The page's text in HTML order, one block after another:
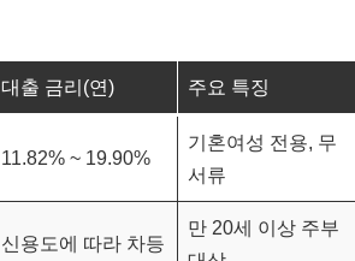
대출 금리(연) 주요 특징
11.82% ~ 19.90%
기혼여성 전용, 무
서류
신용도에 따라 차등
만 20세 이상 주부